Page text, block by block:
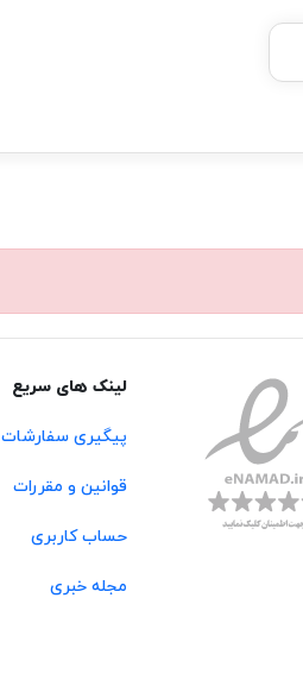
لینک های سریع
پیگیری سفارشات
قوانین و مقررات
حساب کاربری
مجله خبری